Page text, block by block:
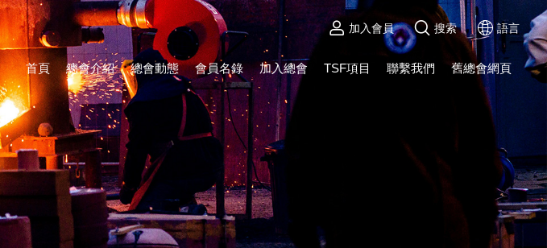
加入會員 搜索 語言
首頁 總會介紹 總會動態 會員名錄 加入總會 TSF項目 聯繫我們 舊總會網頁